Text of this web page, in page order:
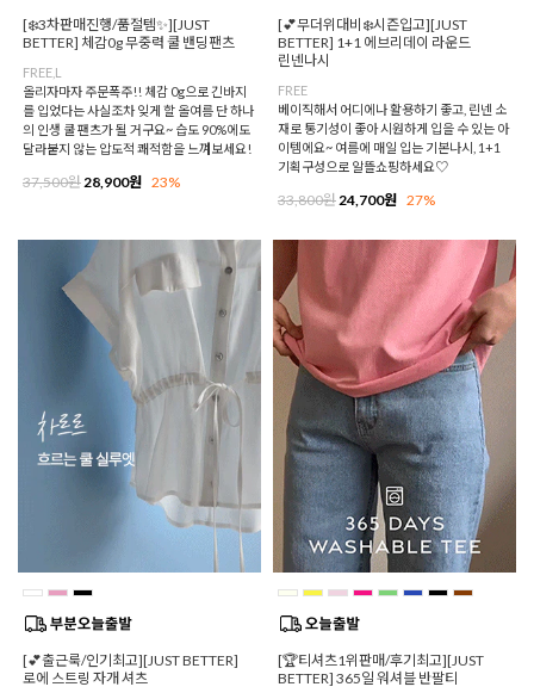
[❄️3차판매진행/품절템✨][JUST
BETTER] 체감0g 무중력 쿨 밴딩팬츠
FREE,L
올리자마자 주문폭주!! 체감 0g으로 긴바지
를 입었다는 사실조차 잊게 할 올여름 단 하나
의 인생 쿨 팬츠가 될 거구요~ 습도 90%에도
달라붙지 않는 압도적 쾌적함을 느껴보세요!
37,500원28,900원 23%
[💕무더위대비❄️시즌입고][JUST
BETTER] 1+1 에브리데이 라운드
린넨나시
FREE
베이직해서 어디에나 활용하기 좋고, 린넨 소
재로 통기성이 좋아 시원하게 입을 수 있는 아
이템에요~ 여름에 매일 입는 기본나시, 1+1
기획구성으로 알뜰쇼핑하세요♡
33,800원24,700원 27%
[💕출근룩/인기최고][JUST BETTER]
로에 스트링 자개 셔츠
[🏆티셔츠1위판매/후기최고][JUST
BETTER] 365일 워셔블 반팔티